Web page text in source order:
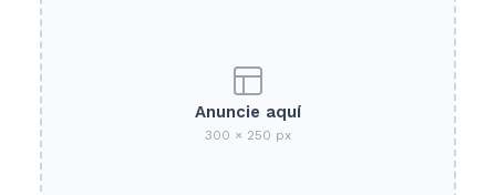
Anuncie aquí
300 × 250 px